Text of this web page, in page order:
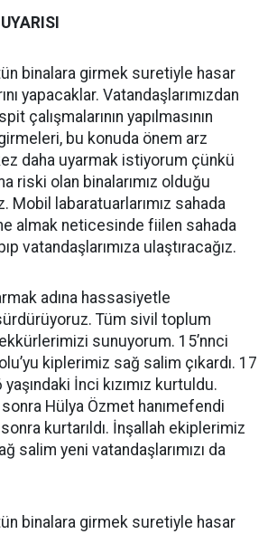
binalara girmek suretiyle hasar
yapacaklar. Vatandaşlarımızdan
çalışmalarının yapılmasının
bu konuda önem arz
daha uyarmak istiyorum çünkü
riski olan binalarımız olduğu
Mobil labaratuarlarımız sahada
almak neticesinde fiilen sahada
vatandaşlarımıza ulaştıracağız.
adına hassasiyetle
sürdürüyoruz. Tüm sivil toplum
sunuyorum. 15’nnci
kiplerimiz sağ salim çıkardı. 17
İnci kızımız kurtuldu.
Hülya Özmet hanımefendi
kurtarıldı. İnşallah ekiplerimiz
salim yeni vatandaşlarımızı da
binalara girmek suretiyle hasar